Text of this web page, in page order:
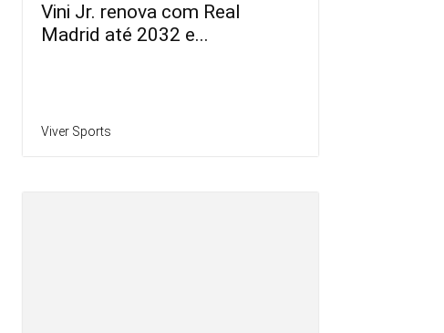
Vini Jr. renova com Real
Madrid até 2032 e...
Viver Sports